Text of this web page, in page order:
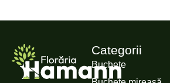
Categorii
Buchete